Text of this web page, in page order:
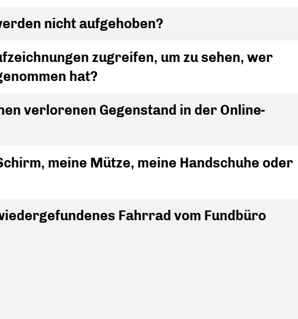
nicht aufgehoben?
zugreifen, um zu sehen, wer
hat?
verlorenen Gegenstand in der Online-
meine Mütze, meine Handschuhe oder
Fahrrad vom Fundbüro